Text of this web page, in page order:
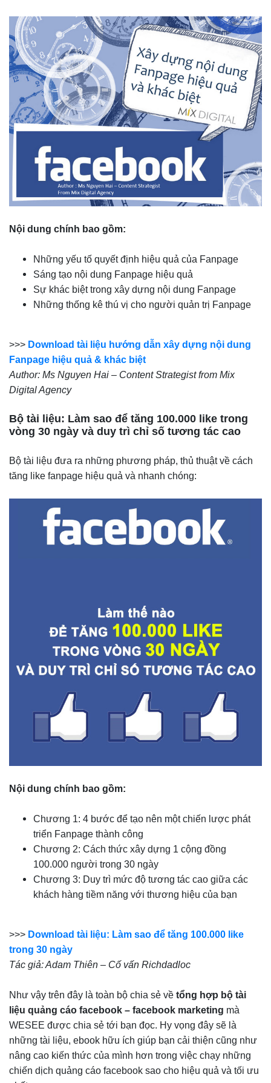
Nội dung chính bao gồm:
Những yếu tố quyết định hiệu quả của Fanpage
Sáng tạo nội dung Fanpage hiệu quả
Sự khác biệt trong xây dựng nội dung Fanpage
Những thống kê thú vị cho người quản trị Fanpage
>>> Download tài liệu hướng dẫn xây dựng nội dung
Fanpage hiệu quả & khác biệt
Author: Ms Nguyen Hai – Content Strategist from Mix
Digital Agency
Bộ tài liệu: Làm sao để tăng 100.000 like trong
vòng 30 ngày và duy trì chỉ số tương tác cao
Bộ tài liệu đưa ra những phương pháp, thủ thuật về cách
tăng like fanpage hiệu quả và nhanh chóng:
Nội dung chính bao gồm:
Chương 1: 4 bước để tạo nên một chiến lược phát
triển Fanpage thành công
Chương 2: Cách thức xây dựng 1 cộng đồng
100.000 người trong 30 ngày
Chương 3: Duy trì mức độ tương tác cao giữa các
khách hàng tiềm năng với thương hiệu của bạn
>>> Download tài liệu: Làm sao để tăng 100.000 like
trong 30 ngày
Tác giả: Adam Thiên – Cố vấn Richdadloc
Như vậy trên đây là toàn bộ chia sẻ về tổng hợp bộ tài
liệu quảng cáo facebook – facebook marketing mà
WESEE được chia sẻ tới bạn đọc. Hy vọng đây sẽ là
những tài liệu, ebook hữu ích giúp bạn cải thiện cũng như
nâng cao kiến thức của mình hơn trong việc chạy những
chiến dịch quảng cáo facebook sao cho hiệu quả và tối ưu